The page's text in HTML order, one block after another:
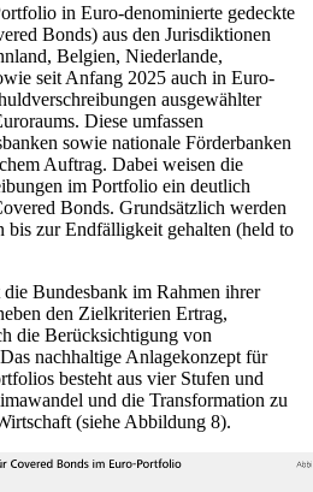
in Euro-denominierte gedeckte
Bonds) aus den Jurisdiktionen
Belgien, Niederlande,
seit Anfang 2025 auch in Euro-
ausgewählter
Diese umfassen
sowie nationale Förderbanken
Auftrag. Dabei weisen die
im Portfolio ein deutlich
Bonds. Grundsätzlich werden
bis zur Endfälligkeit gehalten (held to
Bundesbank im Rahmen ihrer
den Zielkriterien Ertrag,
die Berücksichtigung von
nachhaltige Anlagekonzept für
besteht aus vier Stufen und
und die Transformation zu
(siehe Abbildung 8).